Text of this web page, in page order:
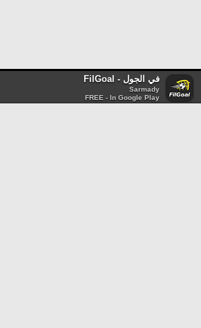
في الجول - FilGoal
Sarmady
FREE - In Google Play